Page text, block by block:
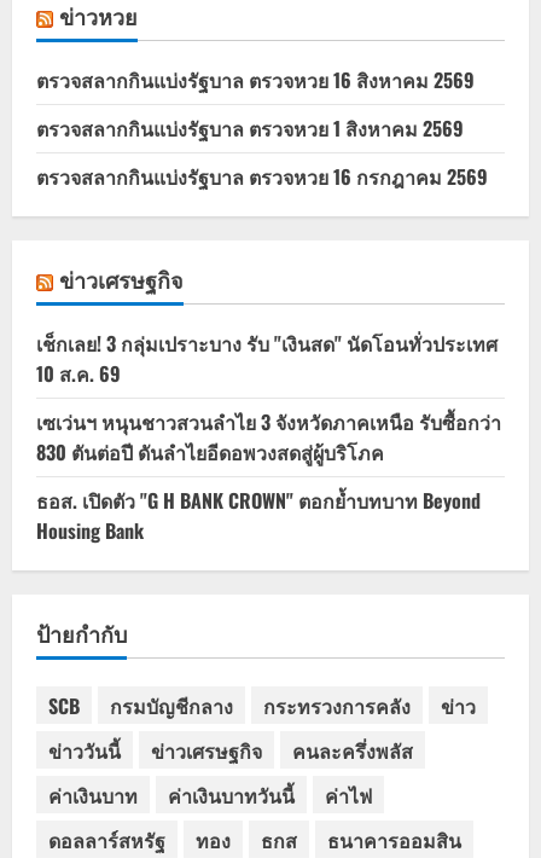
ข่าวหวย
ตรวจสลากกินแบ่งรัฐบาล ตรวจหวย 16 สิงหาคม 2569
ตรวจสลากกินแบ่งรัฐบาล ตรวจหวย 1 สิงหาคม 2569
ตรวจสลากกินแบ่งรัฐบาล ตรวจหวย 16 กรกฎาคม 2569
ข่าวเศรษฐกิจ
เช็กเลย! 3 กลุ่มเปราะบาง รับ "เงินสด" นัดโอนทั่วประเทศ
10 ส.ค. 69
เซเว่นฯ หนุนชาวสวนลำไย 3 จังหวัดภาคเหนือ รับซื้อกว่า
830 ตันต่อปี ดันลำไยอีดอพวงสดสู่ผู้บริโภค
ธอส. เปิดตัว "G H BANK CROWN" ตอกย้ำบทบาท Beyond
Housing Bank
ป้ายกำกับ
SCB กรมบัญชีกลาง กระทรวงการคลัง
ข่าว
ข่าววันนี้
ข่าวเศรษฐกิจ
คนละครึ่งพลัส
ค่าเงินบาท
ค่าเงินบาทวันนี้
ค่าไฟ
ดอลลาร์สหรัฐ
ทอง ธกส
ธนาคารออมสิน